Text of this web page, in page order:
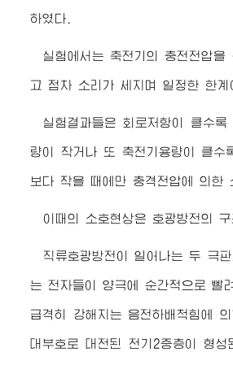
하였다.
실험에서는 축전기의 충전전압
고 점차 소리가 세지며 일정한 한계
실험결과들은 회로저항이 클수
량이 작거나 또 축전기용량이 클수
보다 작을 때에만 충격전압에 의한
이때의 소호현상은 호광방전의
직류호광방전이 일어나는 두 극
는 전자들이 양극에 순간적으로 빨
급격히 강해지는 음전하배척힘에
대부호로 대전된 전기2중층이 형